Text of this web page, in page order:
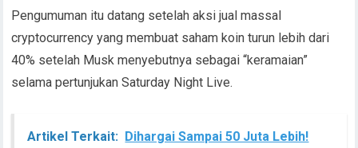
Pengumuman itu datang setelah aksi jual massal
cryptocurrency yang membuat saham koin turun lebih dari
40% setelah Musk menyebutnya sebagai “keramaian”
selama pertunjukan Saturday Night Live.
Artikel Terkait: Dihargai Sampai 50 Juta Lebih!